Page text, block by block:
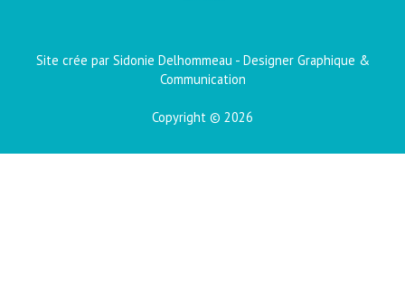
Site crée par Sidonie Delhommeau - Designer Graphique &
Communication
Copyright © 2026